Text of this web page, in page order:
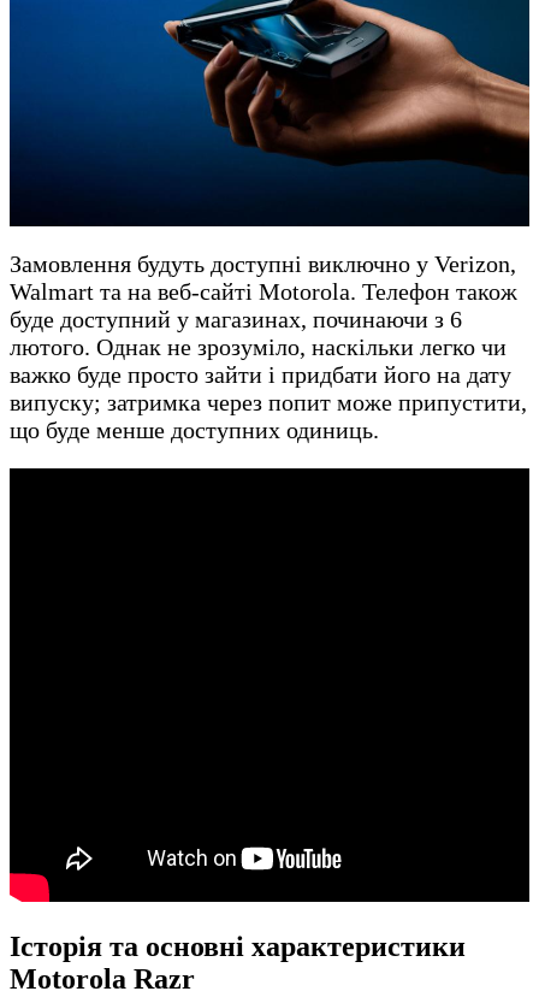
Замовлення будуть доступні виключно у Verizon,
Walmart та на веб-сайті Motorola. Телефон також
буде доступний у магазинах, починаючи з 6
лютого. Однак не зрозуміло, наскільки легко чи
важко буде просто зайти і придбати його на дату
випуску; затримка через попит може припустити,
що буде менше доступних одиниць.
Історія та основні характеристики
Motorola Razr